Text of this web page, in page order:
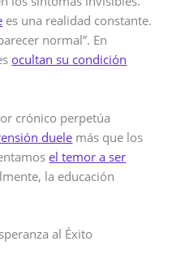
es una realidad constante.
normal”. En
ocultan su condición
crónico perpetúa
duele más que los
el temor a ser
la educación
al Éxito